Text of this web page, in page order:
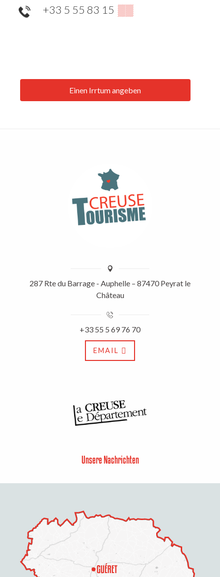
+33 5 55 83 15 ▒▒
Einen Irrtum angeben
287 Rte du Barrage - Auphelle – 87470 Peyrat le
Château
+33 55 5 69 76 70
EMAIL
Unsere Nachrichten